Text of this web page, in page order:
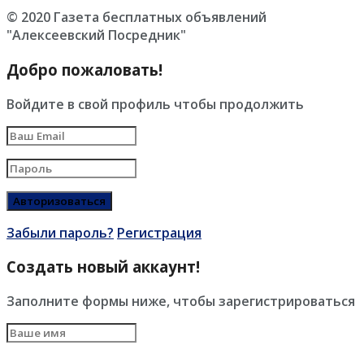
© 2020 Газета бесплатных объявлений
"Алексеевский Посредник"
Добро пожаловать!
Войдите в свой профиль чтобы продолжить
Забыли пароль? Регистрация
Создать новый аккаунт!
Заполните формы ниже, чтобы зарегистрироваться